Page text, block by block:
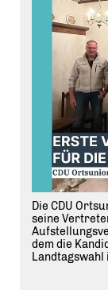
Die CDU
seine
dem die